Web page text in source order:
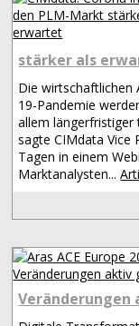
stärker als
Die wirtschaftlichen
19-Pandemie
allem längerfristiger
sagte CIMdata Vice
Tagen in einem
Marktanalysten...